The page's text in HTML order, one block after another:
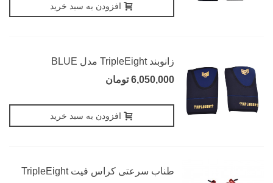
افزودن به سبد خرید
زانوبند TripleEight مدل BLUE
6,050,000 تومان
افزودن به سبد خرید
طناب سرعتی کراس فیت TripleEight